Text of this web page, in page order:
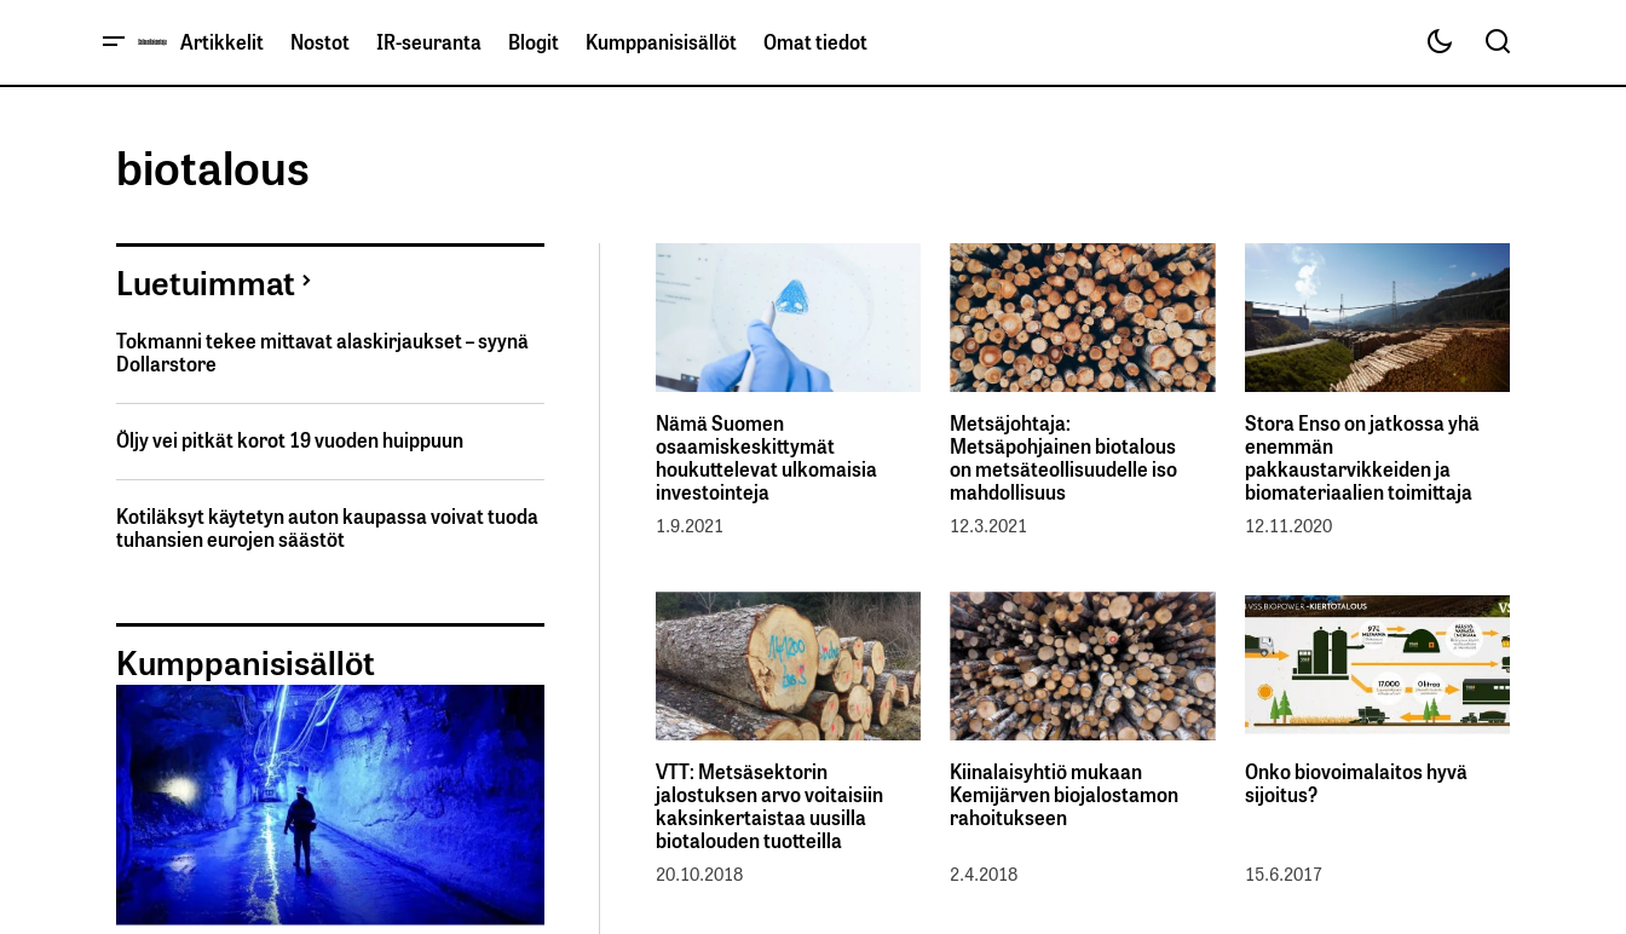
Artikkelit Nostot IR-seuranta Blogit Kumppanisisällöt Omat tiedot
biotalous
Nämä Suomen
osaamiskeskittymät
houkuttelevat ulkomaisia
investointeja
1.9.2021
Metsäjohtaja:
Metsäpohjainen biotalous
on metsäteollisuudelle iso
mahdollisuus
12.3.2021
Stora Enso on jatkossa yhä
enemmän
pakkaustarvikkeiden ja
biomateriaalien toimittaja
12.11.2020
VTT: Metsäsektorin
jalostuksen arvo voitaisiin
kaksinkertaistaa uusilla
biotalouden tuotteilla
20.10.2018
Kiinalaisyhtiö mukaan
Kemijärven biojalostamon
rahoitukseen
2.4.2018
Onko biovoimalaitos hyvä
sijoitus?
15.6.2017
Luetuimmat
Tokmanni tekee mittavat alaskirjaukset – syynä
Dollarstore
Öljy vei pitkät korot 19 vuoden huippuun
Kotiläksyt käytetyn auton kaupassa voivat tuoda
tuhansien eurojen säästöt
Kumppanisisällöt